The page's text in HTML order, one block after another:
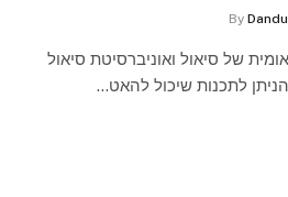
By
של סיאול ואוניברסיטת סיאול
לתכנות שיכול להאט…